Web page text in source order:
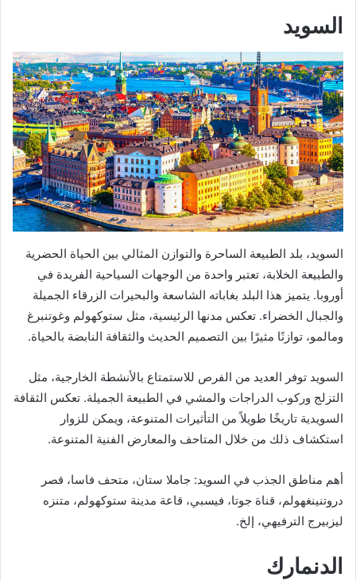
السويد
السويد، بلد الطبيعة الساحرة والتوازن المثالي بين الحياة الحضرية
والطبيعة الخلابة، تعتبر واحدة من الوجهات السياحية الفريدة في
أوروبا. يتميز هذا البلد بغاباته الشاسعة والبحيرات الزرقاء الجميلة
والجبال الخضراء. تعكس مدنها الرئيسية، مثل ستوكهولم وغوتنبرغ
ومالمو، توازنًا مثيرًا بين التصميم الحديث والثقافة النابضة بالحياة.
السويد توفر العديد من الفرص للاستمتاع بالأنشطة الخارجية، مثل
التزلج وركوب الدراجات والمشي في الطبيعة الجميلة. تعكس الثقافة
السويدية تاريخًا طويلاً من التأثيرات المتنوعة، ويمكن للزوار
استكشاف ذلك من خلال المتاحف والمعارض الفنية المتنوعة.
أهم مناطق الجذب في السويد: جاملا ستان، متحف فاسا، قصر
دروتنينغهولم، قناة جوتا، فيسبي، قاعة مدينة ستوكهولم، متنزه
ليزبيرج الترفيهي، إلخ.
الدنمارك